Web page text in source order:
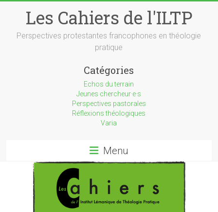
Les Cahiers de l'ILTP
Perspectives protestantes francophones en théologie
pratique
Catégories
Echos du terrain
Jeunes chercheur·e·s
Perspectives pastorales
Réflexions théologiques
Varia
Menu